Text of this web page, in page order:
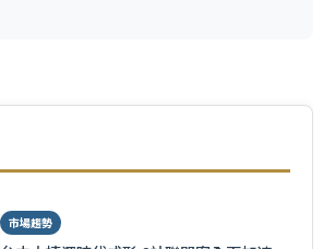
市場趨勢